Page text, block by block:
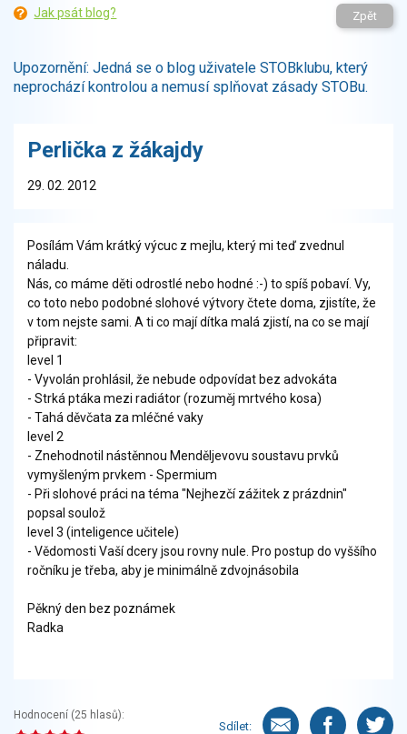
Jak psát blog? Zpět
Upozornění: Jedná se o blog uživatele STOBklubu, který
neprochází kontrolou a nemusí splňovat zásady STOBu.
Perlička z žákajdy
29. 02. 2012
Posílám Vám krátký výcuc z mejlu, který mi teď zvednul
náladu.
Nás, co máme děti odrostlé nebo hodné :-) to spíš pobaví. Vy,
co toto nebo podobné slohové výtvory čtete doma, zjistíte, že
v tom nejste sami. A ti co mají dítka malá zjistí, na co se mají
připravit:
level 1
- Vyvolán prohlásil, že nebude odpovídat bez advokáta
- Strká ptáka mezi radiátor (rozuměj mrtvého kosa)
- Tahá děvčata za mléčné vaky
level 2
- Znehodnotil nástěnnou Menděljevovu soustavu prvků
vymyšleným prvkem - Spermium
- Při slohové práci na téma "Nejhezčí zážitek z prázdnin"
popsal soulož
level 3 (inteligence učitele)
- Vědomosti Vaší dcery jsou rovny nule. Pro postup do vyššího
ročníku je třeba, aby je minimálně zdvojnásobila
Pěkný den bez poznámek
Radka
Hodnocení (25 hlasů):
Sdílet: